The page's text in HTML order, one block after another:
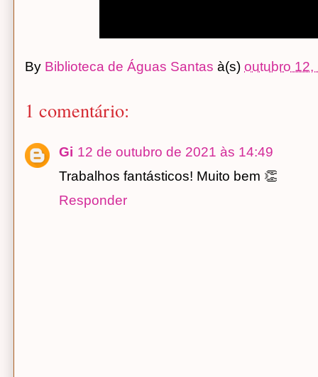
By Biblioteca de Águas Santas à(s) outubro 12,
1 comentário:
Gi 12 de outubro de 2021 às 14:49
Trabalhos fantásticos! Muito bem 👏
Responder